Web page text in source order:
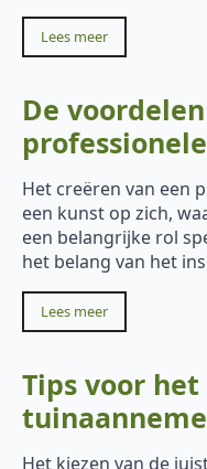
Lees meer
De
Het creëren van een
een kunst op zich,
een belangrijke rol
het belang van het
Lees meer
Tips voor
Het kiezen van de